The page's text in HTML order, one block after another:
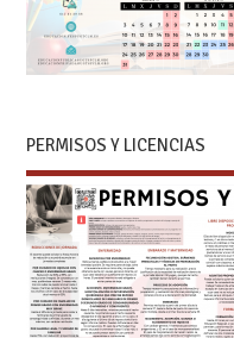
PERMISOS Y LICENCIAS